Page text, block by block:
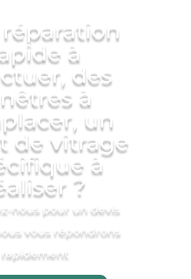
à
des
à
un
de vitrage
à
?
nous pour un devis
vous répondrons
rapidement